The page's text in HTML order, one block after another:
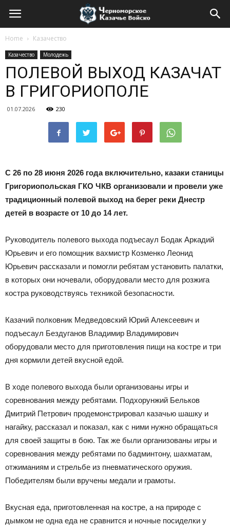
Home Казачество
Казачество Молодежь
ПОЛЕВОЙ ВЫХОД КАЗАЧАТ
В ГРИГОРИОПОЛЕ
01.07.2026 230
С 26 по 28 июня 2026 года включительно, казаки станицы
Григориопольская ГКО ЧКВ организовали и провели уже
традиционный полевой выход на берег реки Днестр
детей в возрасте от 10 до 14 лет.
Руководитель полевого выхода подъесаул Бодак Аркадий
Юрьевич и его помощник вахмистр Козменко Леонид
Юрьевич рассказали и помогли ребятам установить палатки,
в которых они ночевали, оборудовали место для розжига
костра руководствуясь техникой безопасности.
Казачий полковник Медведовский Юрий Алексеевич и
подъесаул Бездуганов Владимир Владимирович
оборудовали место для приготовления пищи на костре и три
дня кормили детей вкусной едой.
В ходе полевого выхода были организованы игры и
соревнования между ребятами. Подхорунжий Бельков
Дмитрий Петрович продемонстрировал казачью шашку и
нагайку, рассказал и показал, как с ними нужно обращаться
для своей защиты в бою. Так же были организованы игры и
соревнования между ребятами по бадминтону, шахматам,
отжиманиям и стрельбе из пневматического оружия.
Победителям были вручены медали и грамоты.
Вкусная еда, приготовленная на костре, а на природе с
дымком не одна еда не сравнится и ночные посиделки у